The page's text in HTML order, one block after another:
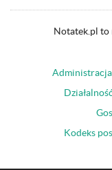
Notatek.pl to
Kodeks